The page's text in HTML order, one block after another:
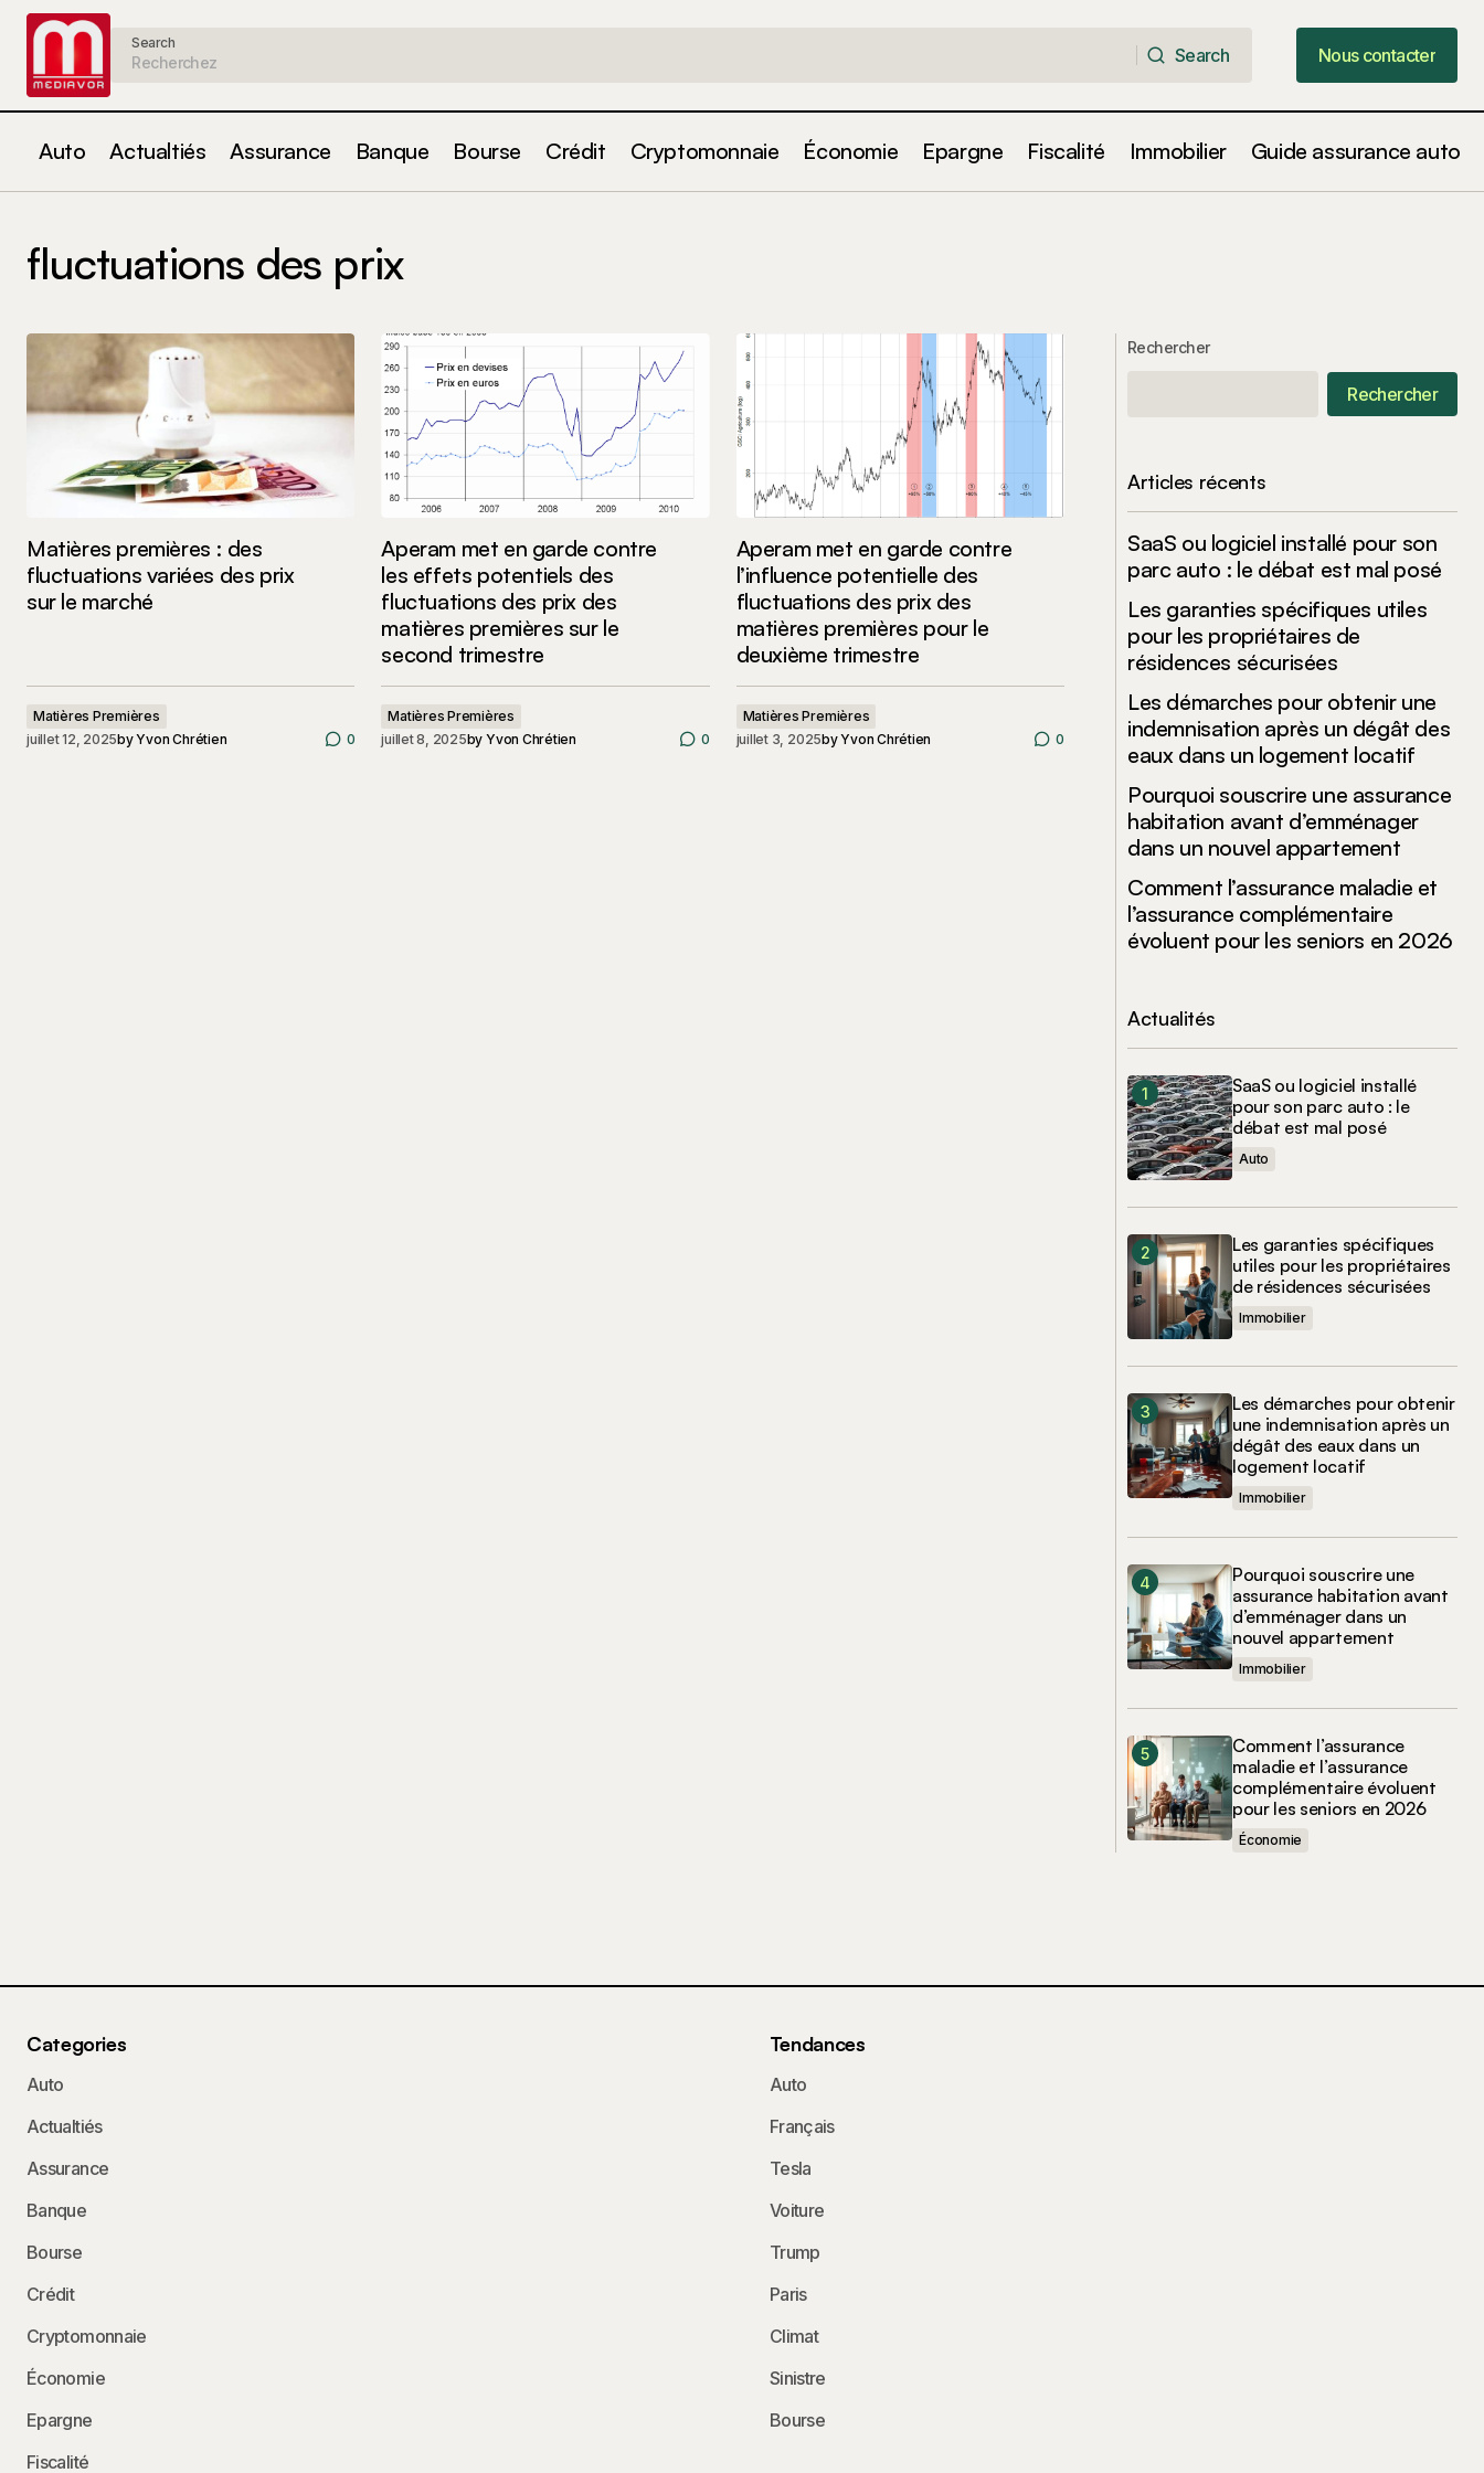
Search
Search
Nous contacter
Nous contacter
Auto Actualtiés Assurance Banque Bourse Crédit Cryptomonnaie Économie Epargne Fiscalité Immobilier Guide assurance auto
fluctuations des prix
Matières premières : des
fluctuations variées des prix
sur le marché
Matières Premières
juillet 12, 2025byYvon Chrétien 0
Aperam met en garde contre
les effets potentiels des
fluctuations des prix des
matières premières sur le
second trimestre
Matières Premières
juillet 8, 2025by Yvon Chrétien 0
Aperam met en garde contre
l’influence potentielle des
fluctuations des prix des
matières premières pour le
deuxième trimestre
Matières Premières
juillet 3, 2025byYvon Chrétien 0
Rechercher
Rechercher
Articles récents
SaaS ou logiciel installé pour son
parc auto : le débat est mal posé
Les garanties spécifiques utiles
pour les propriétaires de
résidences sécurisées
Les démarches pour obtenir une
indemnisation après un dégât des
eaux dans un logement locatif
Pourquoi souscrire une assurance
habitation avant d’emménager
dans un nouvel appartement
Comment l’assurance maladie et
l’assurance complémentaire
évoluent pour les seniors en 2026
Actualités
SaaS ou logiciel installé
pour son parc auto : le
débat est mal posé
Auto
Les garanties spécifiques
utiles pour les propriétaires
de résidences sécurisées
Immobilier
Les démarches pour obtenir
une indemnisation après un
dégât des eaux dans un
logement locatif
Immobilier
Pourquoi souscrire une
assurance habitation avant
d’emménager dans un
nouvel appartement
Immobilier
Comment l’assurance
maladie et l’assurance
complémentaire évoluent
pour les seniors en 2026
Économie
Categories
Auto
Actualtiés
Assurance
Banque
Bourse
Crédit
Cryptomonnaie
Économie
Epargne
Fiscalité
Tendances
Auto
Français
Tesla
Voiture
Trump
Paris
Climat
Sinistre
Bourse